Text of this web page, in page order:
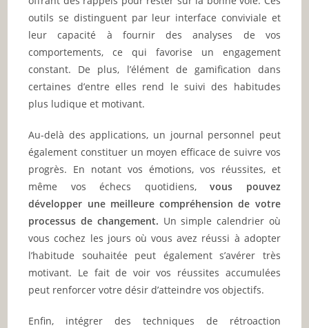
outils se distinguent par leur interface conviviale et
leur capacité à fournir des analyses de vos
comportements, ce qui favorise un engagement
constant. De plus, l’élément de gamification dans
certaines d’entre elles rend le suivi des habitudes
plus ludique et motivant.
Au-delà des applications, un journal personnel peut
également constituer un moyen efficace de suivre vos
progrès. En notant vos émotions, vos réussites, et
même vos échecs quotidiens,vous pouvez
développer une meilleure compréhension de votre
processus de changement. Un simple calendrier où
vous cochez les jours où vous avez réussi à adopter
l’habitude souhaitée peut également s’avérer très
motivant. Le fait de voir vos réussites accumulées
peut renforcer votre désir d’atteindre vos objectifs.
Enfin, intégrer des techniques de rétroaction